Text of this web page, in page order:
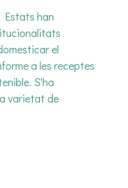
Estats han
el
a les receptes
S'ha
varietat de